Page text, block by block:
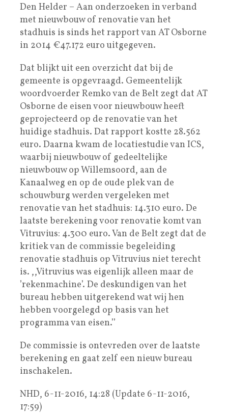
Den Helder – Aan onderzoeken in verband
met nieuwbouw of renovatie van het
stadhuis is sinds het rapport van AT Osborne
in 2014 €47.172 euro uitgegeven.
Dat blijkt uit een overzicht dat bij de
gemeente is opgevraagd. Gemeentelijk
woordvoerder Remko van de Belt zegt dat AT
Osborne de eisen voor nieuwbouw heeft
geprojecteerd op de renovatie van het
huidige stadhuis. Dat rapport kostte 28.562
euro. Daarna kwam de locatiestudie van ICS,
waarbij nieuwbouw of gedeeltelijke
nieuwbouw op Willemsoord, aan de
Kanaalweg en op de oude plek van de
schouwburg werden vergeleken met
renovatie van het stadhuis: 14.310 euro. De
laatste berekening voor renovatie komt van
Vitruvius: 4.300 euro. Van de Belt zegt dat de
kritiek van de commissie begeleiding
renovatie stadhuis op Vitruvius niet terecht
is. ,,Vitruvius was eigenlijk alleen maar de
’rekenmachine’. De deskundigen van het
bureau hebben uitgerekend wat wij hen
hebben voorgelegd op basis van het
programma van eisen.’’
De commissie is ontevreden over de laatste
berekening en gaat zelf een nieuw bureau
inschakelen.
NHD, 6-11-2016, 14:28 (Update 6-11-2016,
17:59)